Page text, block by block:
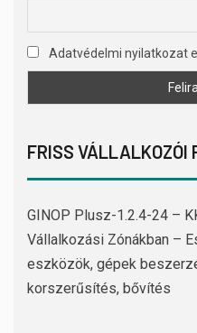
Adatvédelmi nyilatkozat
FRISS VÁLLALKOZÓI
GINOP Plusz-1.2.4-24 –
Vállalkozási Zónákban –
eszközök, gépek
korszerűsítés, bővítés